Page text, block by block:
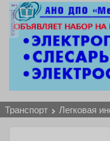
Товары
ТВ программа Я
уместен.
реклама
транспорт легковая